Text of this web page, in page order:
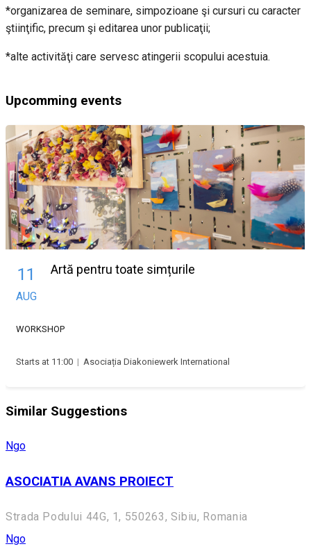
*organizarea de seminare, simpozioane şi cursuri cu caracter
ştiinţific, precum şi editarea unor publicaţii;
*alte activităţi care servesc atingerii scopului acestuia.
Upcomming events
11
AUG
Artă pentru toate simțurile
WORKSHOP
Starts at 11:00 | Asociația Diakoniewerk International
Similar Suggestions
Ngo
ASOCIATIA AVANS PROIECT
Strada Podului 44G, 1, 550263, Sibiu, Romania
Ngo